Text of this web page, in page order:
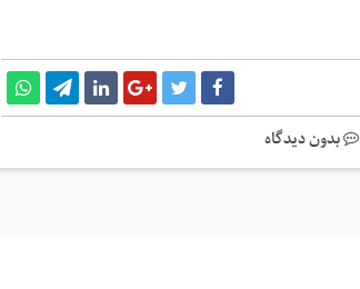
بدون دیدگاه